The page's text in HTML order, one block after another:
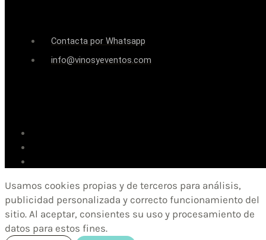
Contacta por Whatsapp
info@vinosyeventos.com
Usamos cookies propias y de terceros para análisis,
publicidad personalizada y correcto funcionamiento del
sitio. Al aceptar, consientes su uso y procesamiento de
datos para estos fines.